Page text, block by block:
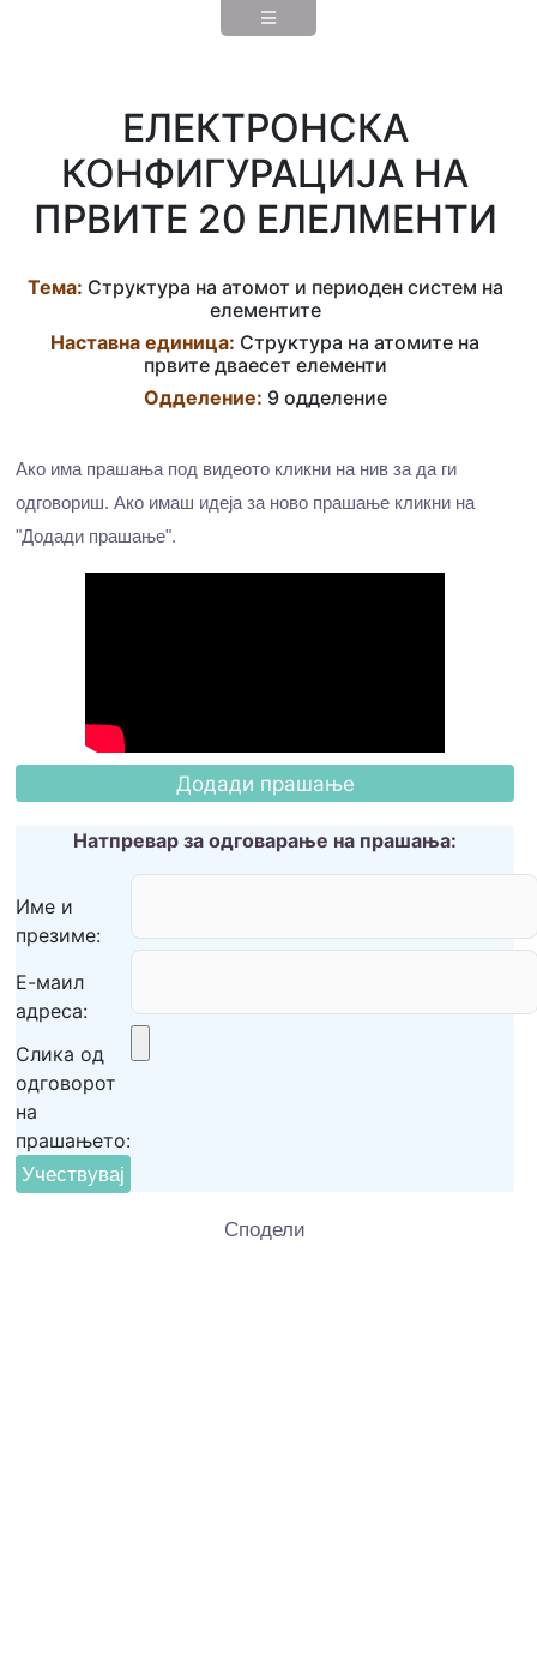
ЕЛЕКТРОНСКА
КОНФИГУРАЦИЈА НА
ПРВИТЕ 20 ЕЛЕЛМЕНТИ
Тема: Структура на атомот и периоден систем на
елементите
Наставна eдиница: Структура на атомите на
првите дваесет елементи
Одделение: 9 одделение
Ако има прашања под видеото кликни на нив за да ги
одговориш. Ако имаш идеја за ново прашање кликни на
"Додади прашање".
Натпревар за одговарање на прашања:
Име и
презиме:
Е-маил
адреса:
Слика од
одговорот
на
прашањето:
Сподели